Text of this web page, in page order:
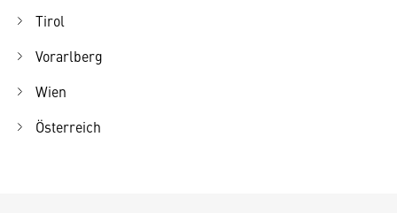
Tirol
Vorarlberg
Wien
Österreich